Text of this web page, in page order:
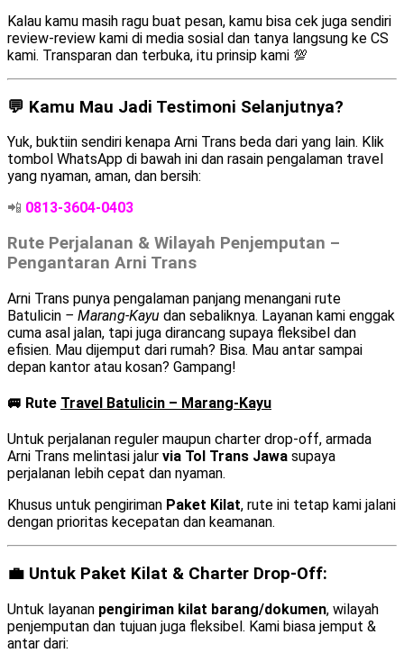
Kalau kamu masih ragu buat pesan, kamu bisa cek juga sendiri
review-review kami di media sosial dan tanya langsung ke CS
kami. Transparan dan terbuka, itu prinsip kami 💯
💬 Kamu Mau Jadi Testimoni Selanjutnya?
Yuk, buktiin sendiri kenapa Arni Trans beda dari yang lain. Klik
tombol WhatsApp di bawah ini dan rasain pengalaman travel
yang nyaman, aman, dan bersih:
📲 0813-3604-0403
Rute Perjalanan & Wilayah Penjemputan –
Pengantaran Arni Trans
Arni Trans punya pengalaman panjang menangani rute
Batulicin – Marang-Kayu dan sebaliknya. Layanan kami enggak
cuma asal jalan, tapi juga dirancang supaya fleksibel dan
efisien. Mau dijemput dari rumah? Bisa. Mau antar sampai
depan kantor atau kosan? Gampang!
🚐 Rute Travel Batulicin – Marang-Kayu
Untuk perjalanan reguler maupun charter drop-off, armada
Arni Trans melintasi jalur via Tol Trans Jawa supaya
perjalanan lebih cepat dan nyaman.
Khusus untuk pengiriman Paket Kilat, rute ini tetap kami jalani
dengan prioritas kecepatan dan keamanan.
💼 Untuk Paket Kilat & Charter Drop-Off:
Untuk layanan pengiriman kilat barang/dokumen, wilayah
penjemputan dan tujuan juga fleksibel. Kami biasa jemput &
antar dari: